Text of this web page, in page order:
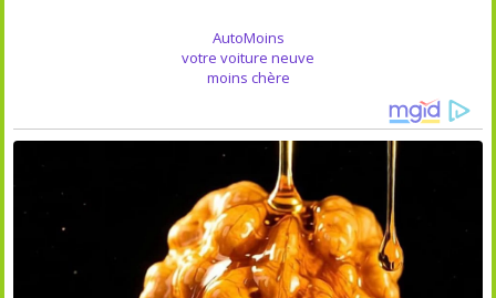
AutoMoins
votre voiture neuve
moins chère